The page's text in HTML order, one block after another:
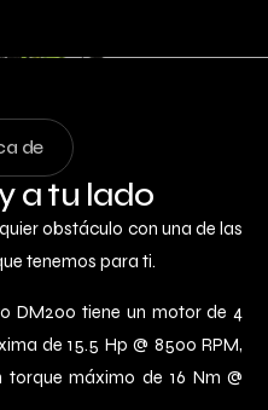
de
a tu lado
obstáculo con una de las
tenemos para ti.
DM200 tiene un motor de 4
de 15.5 Hp @ 8500 RPM,
máximo de 16 Nm @